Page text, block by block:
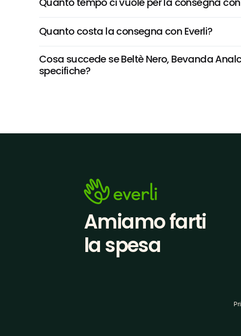
Quanto costa la consegna con Everli?
Cosa succede se Beltè Nero, Bevanda
specifiche?
Amiamo farti
la spesa